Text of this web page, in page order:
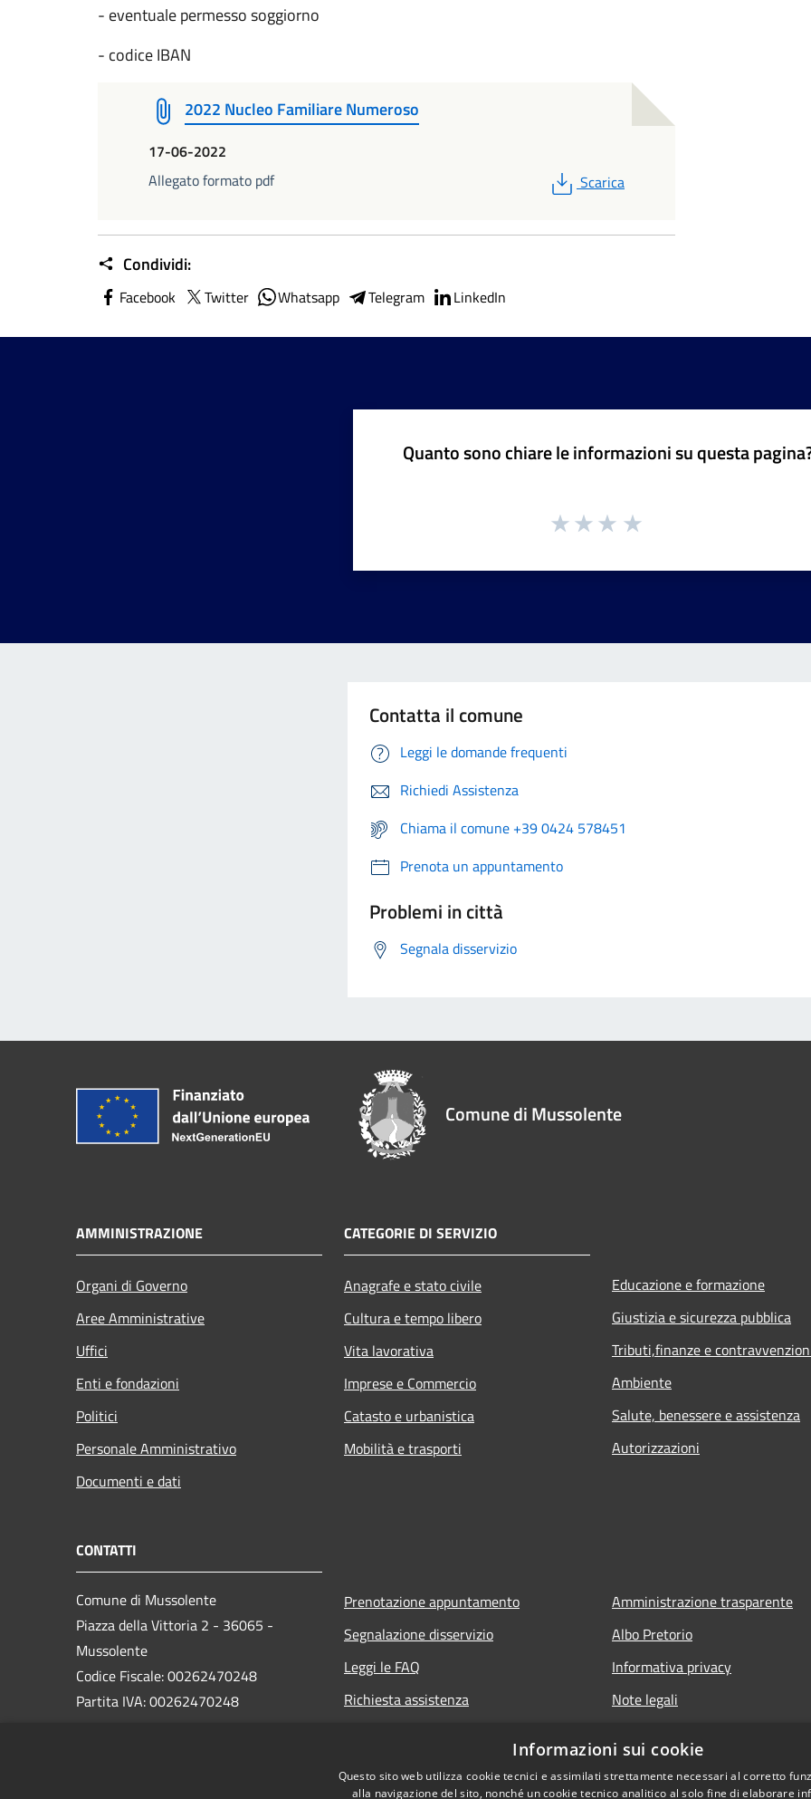
- eventuale permesso soggiorno
- codice IBAN
2022 Nucleo Familiare Numeroso
17-06-2022
Allegato formato pdf
PDF
Scarica
Condividi:
Facebook Twitter Whatsapp Telegram LinkedIn
Quanto sono chiare le informazioni su questa
Contatta il comune
Leggi le domande frequenti
Richiedi Assistenza
Chiama il comune +39 0424 578451
Prenota un appuntamento
Problemi in città
Segnala disservizio
Comune di Mussolente
AMMINISTRAZIONE
Organi di Governo
Aree Amministrative
Uffici
Enti e fondazioni
Politici
Personale Amministrativo
Documenti e dati
CATEGORIE DI SERVIZIO
Anagrafe e stato civile
Cultura e tempo libero
Vita lavorativa
Imprese e Commercio
Catasto e urbanistica
Mobilità e trasporti
Educazione e formazione
Giustizia e sicurezza pubblica
Tributi,finanze e
Ambiente
Salute, benessere e assistenza
Autorizzazioni
CONTATTI
Comune di Mussolente
Piazza della Vittoria 2 - 36065 -
Mussolente
Codice Fiscale: 00262470248
Partita IVA: 00262470248
Prenotazione appuntamento
Segnalazione disservizio
Leggi le FAQ
Richiesta assistenza
Amministrazione trasparente
Albo Pretorio
Informativa privacy
Note legali
Informazioni sui cookie
Questo sito web utilizza cookie tecnici e assimilati strettamente necessari al corretto
alla navigazione del sito, nonché un cookie tecnico analitico al solo fine di elaborare